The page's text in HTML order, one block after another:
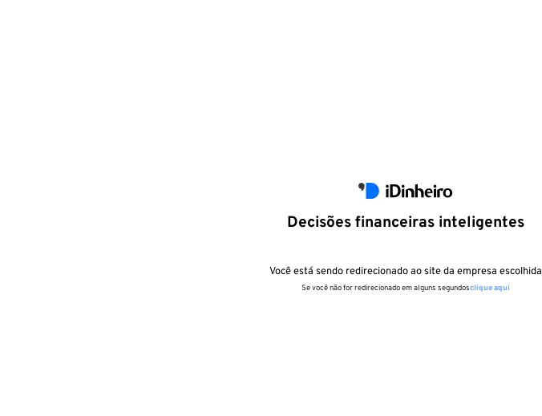
Decisões financeiras inteligentes
Você está sendo redirecionado ao site da empresa escolhida
Se você não for redirecionado em alguns segundosclique aqui